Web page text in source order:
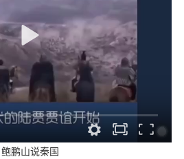
鲍鹏山说秦国